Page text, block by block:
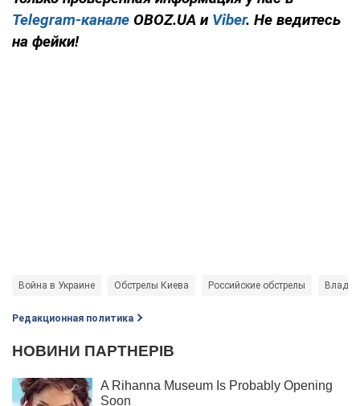
Telegram-канале OBOZ.UA и Viber. Не ведитесь
на фейки!
Война в Украине Обстрелы Киева Российские обстрелы
Редакционная политика